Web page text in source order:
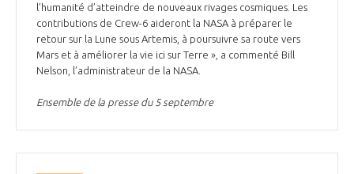
l’humanité d’atteindre de nouveaux rivages cosmiques. Les
contributions de Crew-6 aideront la NASA à préparer le
retour sur la Lune sous Artemis, à poursuivre sa route vers
Mars et à améliorer la vie ici sur Terre », a commenté Bill
Nelson, l’administrateur de la NASA.
Ensemble de la presse du 5 septembre